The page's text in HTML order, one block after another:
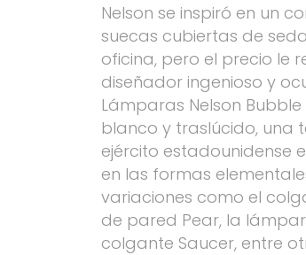
Nelson se inspiró en un
suecas cubiertas de
oficina, pero el precio le
diseñador ingenioso y
Lámparas Nelson
blanco y traslúcido, una
ejército estadounidense
en las formas
variaciones como el
de pared Pear, la
colgante Saucer, entre